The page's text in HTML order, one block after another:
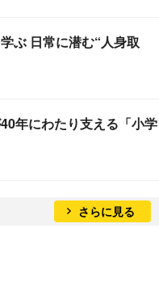
ぶ 日常に潜む“人身取
年にわたり支える「小学
さらに見る